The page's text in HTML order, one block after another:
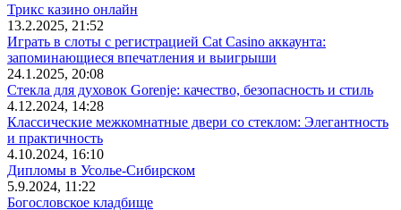
Трикс казино онлайн
13.2.2025, 21:52
Играть в слоты с регистрацией Cat Casino аккаунта:
запоминающиеся впечатления и выигрыши
24.1.2025, 20:08
Стекла для духовок Gorenje: качество, безопасность и стиль
4.12.2024, 14:28
Классические межкомнатные двери со стеклом: Элегантность
и практичность
4.10.2024, 16:10
Дипломы в Усолье-Сибирском
5.9.2024, 11:22
Богословское кладбище